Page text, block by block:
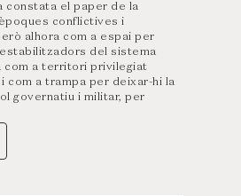
constata el paper de la
conflictives i
alhora com a espai per
del sistema
com a territori privilegiat
com a trampa per deixar-hi la
governatiu i militar, per
els drets humans no són
d’episodis de la vida
de les poblacions que s’hi